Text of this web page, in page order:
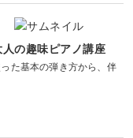
の趣味ピアノ講座
た基本の弾き方から、伴